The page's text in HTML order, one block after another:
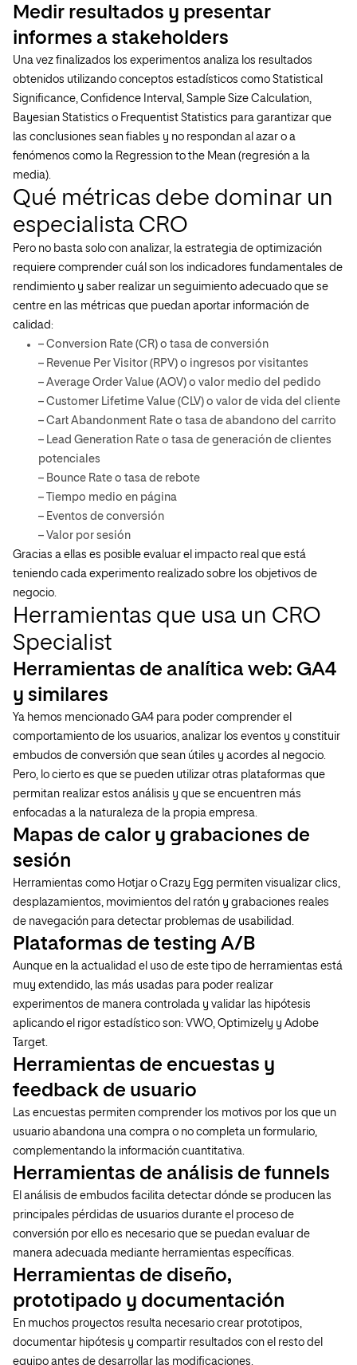
Medir resultados y presentar
informes a stakeholders
Una vez finalizados los experimentos analiza los resultados
obtenidos utilizando conceptos estadísticos como Statistical
Significance, Confidence Interval, Sample Size Calculation,
Bayesian Statistics o Frequentist Statistics para garantizar que
las conclusiones sean fiables y no respondan al azar o a
fenómenos como la Regression to the Mean (regresión a la
media).
Qué métricas debe dominar un
especialista CRO
Pero no basta solo con analizar, la estrategia de optimización
requiere comprender cuál son los indicadores fundamentales de
rendimiento y saber realizar un seguimiento adecuado que se
centre en las métricas que puedan aportar información de
calidad:
– Conversion Rate (CR) o tasa de conversión
– Revenue Per Visitor (RPV) o ingresos por visitantes
– Average Order Value (AOV) o valor medio del pedido
– Customer Lifetime Value (CLV) o valor de vida del cliente
– Cart Abandonment Rate o tasa de abandono del carrito
– Lead Generation Rate o tasa de generación de clientes
potenciales
– Bounce Rate o tasa de rebote
– Tiempo medio en página
– Eventos de conversión
– Valor por sesión
Gracias a ellas es posible evaluar el impacto real que está
teniendo cada experimento realizado sobre los objetivos de
negocio.
Herramientas que usa un CRO
Specialist
Herramientas de analítica web: GA4
y similares
Ya hemos mencionado GA4 para poder comprender el
comportamiento de los usuarios, analizar los eventos y constituir
embudos de conversión que sean útiles y acordes al negocio.
Pero, lo cierto es que se pueden utilizar otras plataformas que
permitan realizar estos análisis y que se encuentren más
enfocadas a la naturaleza de la propia empresa.
Mapas de calor y grabaciones de
sesión
Herramientas como Hotjar o Crazy Egg permiten visualizar clics,
desplazamientos, movimientos del ratón y grabaciones reales
de navegación para detectar problemas de usabilidad.
Plataformas de testing A/B
Aunque en la actualidad el uso de este tipo de herramientas está
muy extendido, las más usadas para poder realizar
experimentos de manera controlada y validar las hipótesis
aplicando el rigor estadístico son: VWO, Optimizely y Adobe
Target.
Herramientas de encuestas y
feedback de usuario
Las encuestas permiten comprender los motivos por los que un
usuario abandona una compra o no completa un formulario,
complementando la información cuantitativa.
Herramientas de análisis de funnels
El análisis de embudos facilita detectar dónde se producen las
principales pérdidas de usuarios durante el proceso de
conversión por ello es necesario que se puedan evaluar de
manera adecuada mediante herramientas específicas.
Herramientas de diseño,
prototipado y documentación
En muchos proyectos resulta necesario crear prototipos,
documentar hipótesis y compartir resultados con el resto del
equipo antes de desarrollar las modificaciones.